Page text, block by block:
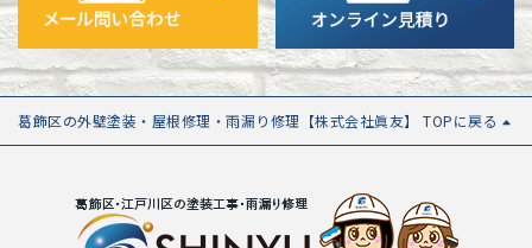
葛飾区の外壁塗装・屋根修理・雨漏り修理【株式会社眞友】 TOPに戻る